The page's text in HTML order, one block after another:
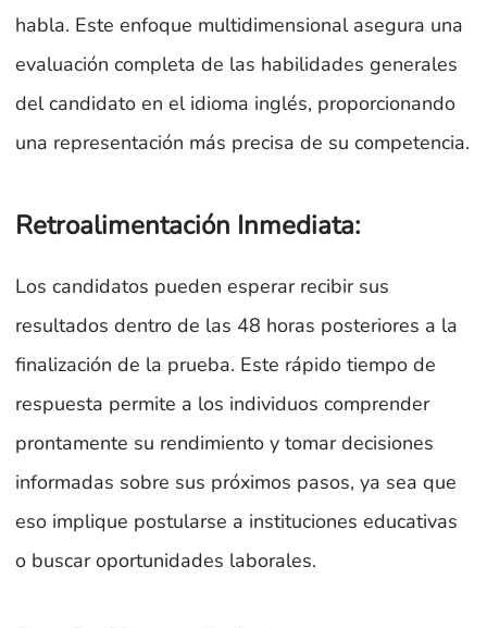
habla. Este enfoque multidimensional asegura una
evaluación completa de las habilidades generales
del candidato en el idioma inglés, proporcionando
una representación más precisa de su competencia.
Retroalimentación Inmediata:
Los candidatos pueden esperar recibir sus
resultados dentro de las 48 horas posteriores a la
finalización de la prueba. Este rápido tiempo de
respuesta permite a los individuos comprender
prontamente su rendimiento y tomar decisiones
informadas sobre sus próximos pasos, ya sea que
eso implique postularse a instituciones educativas
o buscar oportunidades laborales.